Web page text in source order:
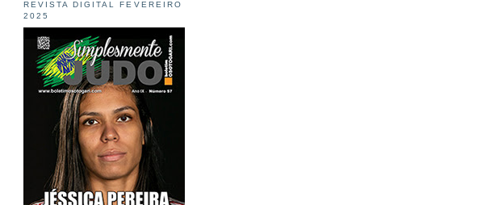
REVISTA DIGITAL FEVEREIRO
2025